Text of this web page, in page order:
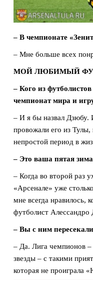
– В чемпионате
– Мне больше всех
МОЙ ЛЮБИМЫЙ
– Кого из
чемпионат мира и
– И я бы назвал Дзюбу.
провожали его из
непростой период в
– Это ваша пятая
– Когда во второй раз
«Арсенале» уже
мне всегда нравилось,
футболист
– Вы с ним
– Да. Лига чемпионов –
звезды – с такими
которая не проиграла